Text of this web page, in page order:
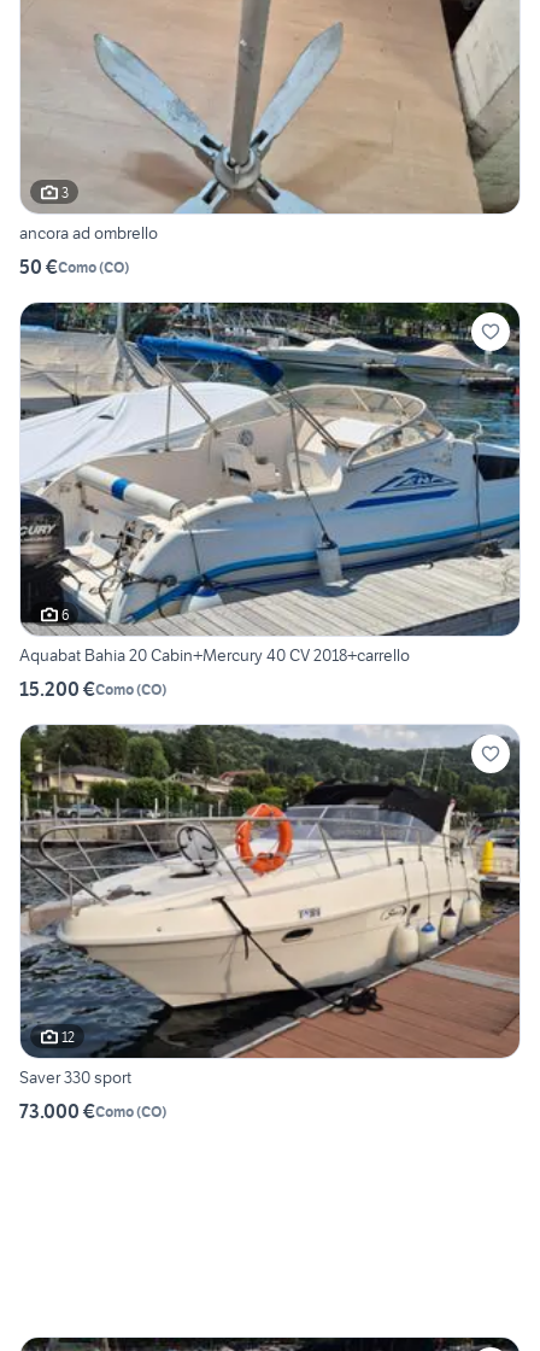
3
ancora ad ombrello
50 €Como(CO)
6
Aquabat Bahia 20 Cabin+Mercury 40 CV 2018+carrello
15.200 €Como(CO)
12
Saver 330 sport
73.000 €Como(CO)